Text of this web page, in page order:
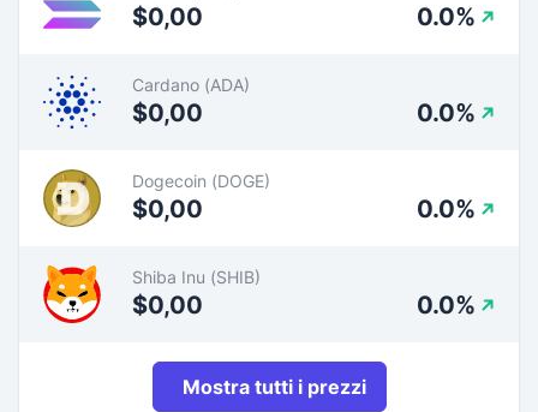
$0,00 0.0%
Cardano (ADA)
$0,00 0.0%
Dogecoin (DOGE)
$0,00 0.0%
Shiba Inu (SHIB)
$0,00 0.0%
Mostra tutti i prezzi